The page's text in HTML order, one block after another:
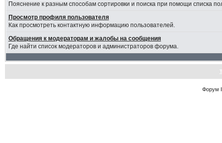
Пояснение к разным способам сортировки и поиска при помощи списка
Просмотр профиля пользователя
Как просмотреть контактную информацию пользователей.
Обращения к модераторам и жалобы на сообщения
Где найти список модераторов и администраторов форума.
Форум